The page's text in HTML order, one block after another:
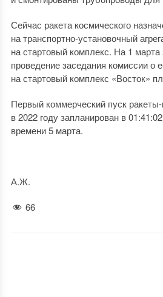
Сейчас ракета космического
на транспортно-установочный
на стартовый комплекс. На 1 марта
проведение заседания комиссии о
на стартовый комплекс «Восток»
Первый коммерческий пуск
в 2022 году запланирован в
времени 5 марта.
А.Ж.
66